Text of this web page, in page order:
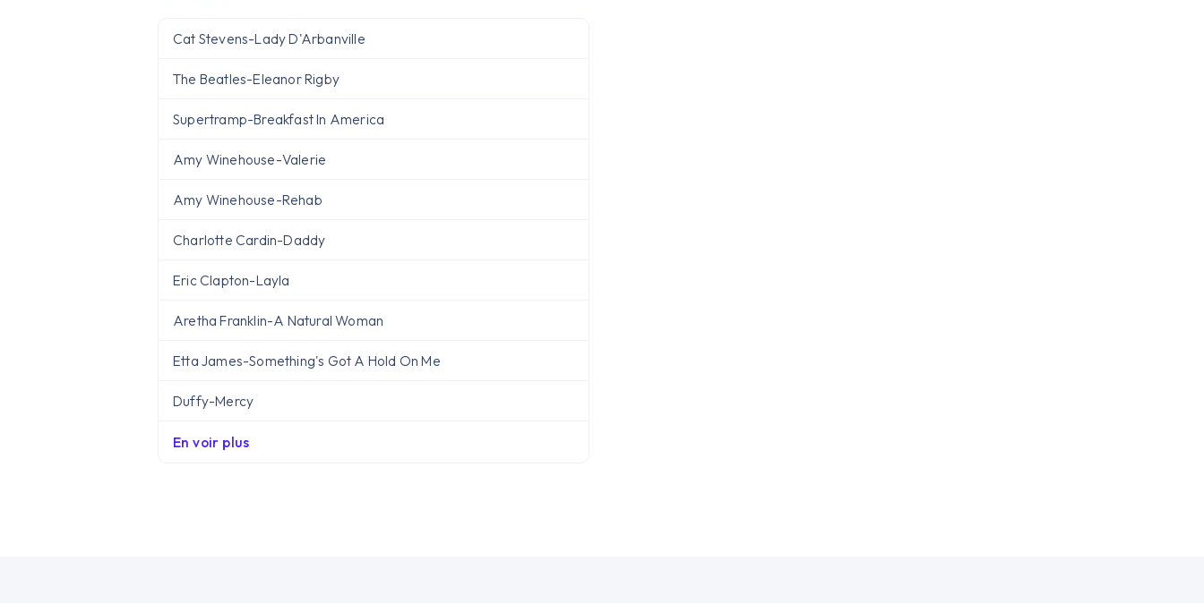
Cat Stevens-Lady D'Arbanville
The Beatles-Eleanor Rigby
Supertramp-Breakfast In America
Amy Winehouse-Valerie
Amy Winehouse-Rehab
Charlotte Cardin-Daddy
Eric Clapton-Layla
Aretha Franklin-A Natural Woman
Etta James-Something's Got A Hold On Me
Duffy-Mercy
En voir plus